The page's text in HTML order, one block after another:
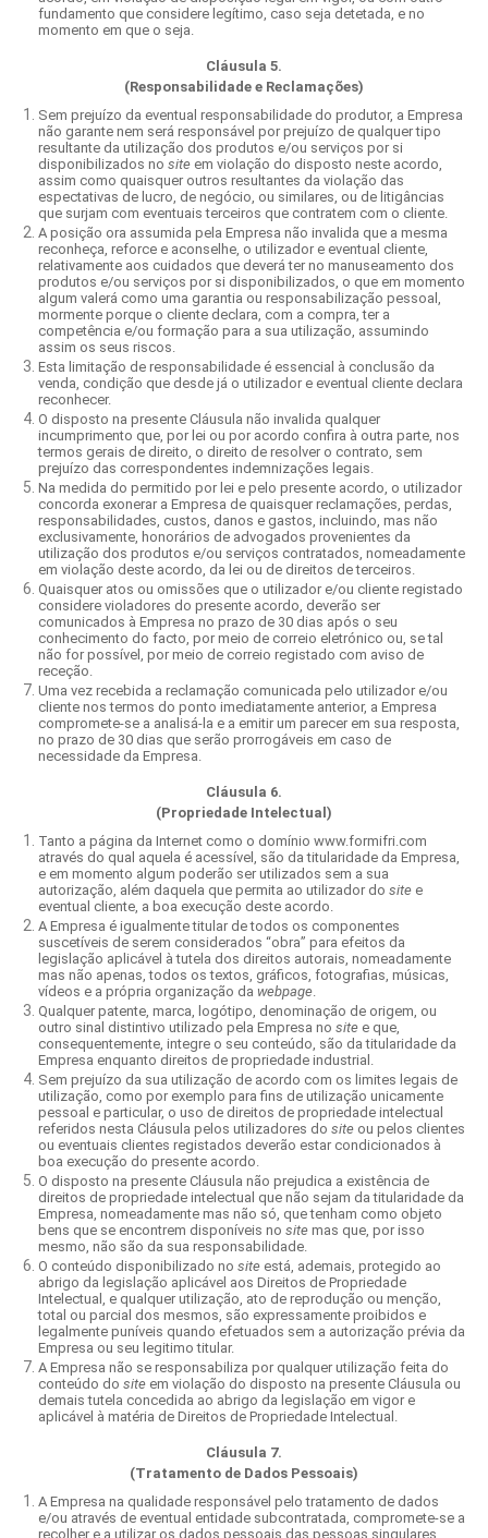
fundamento que considere legítimo, caso seja detetada, e no
momento em que o seja.
Cláusula 5.
(Responsabilidade e Reclamações)
Sem prejuízo da eventual responsabilidade do produtor, a Empresa
não garante nem será responsável por prejuízo de qualquer tipo
resultante da utilização dos produtos e/ou serviços por si
disponibilizados no site em violação do disposto neste acordo,
assim como quaisquer outros resultantes da violação das
espectativas de lucro, de negócio, ou similares, ou de litigâncias
que surjam com eventuais terceiros que contratem com o cliente.
A posição ora assumida pela Empresa não invalida que a mesma
reconheça, reforce e aconselhe, o utilizador e eventual cliente,
relativamente aos cuidados que deverá ter no manuseamento dos
produtos e/ou serviços por si disponibilizados, o que em momento
algum valerá como uma garantia ou responsabilização pessoal,
mormente porque o cliente declara, com a compra, ter a
competência e/ou formação para a sua utilização, assumindo
assim os seus riscos.
Esta limitação de responsabilidade é essencial à conclusão da
venda, condição que desde já o utilizador e eventual cliente declara
reconhecer.
O disposto na presente Cláusula não invalida qualquer
incumprimento que, por lei ou por acordo confira à outra parte, nos
termos gerais de direito, o direito de resolver o contrato, sem
prejuízo das correspondentes indemnizações legais.
Na medida do permitido por lei e pelo presente acordo, o utilizador
concorda exonerar a Empresa de quaisquer reclamações, perdas,
responsabilidades, custos, danos e gastos, incluindo, mas não
exclusivamente, honorários de advogados provenientes da
utilização dos produtos e/ou serviços contratados, nomeadamente
em violação deste acordo, da lei ou de direitos de terceiros.
Quaisquer atos ou omissões que o utilizador e/ou cliente registado
considere violadores do presente acordo, deverão ser
comunicados à Empresa no prazo de 30 dias após o seu
conhecimento do facto, por meio de correio eletrónico ou, se tal
não for possível, por meio de correio registado com aviso de
receção.
Uma vez recebida a reclamação comunicada pelo utilizador e/ou
cliente nos termos do ponto imediatamente anterior, a Empresa
compromete-se a analisá-la e a emitir um parecer em sua resposta,
no prazo de 30 dias que serão prorrogáveis em caso de
necessidade da Empresa.
Cláusula 6.
(Propriedade Intelectual)
Tanto a página da Internet como o domínio www.formifri.com
através do qual aquela é acessível, são da titularidade da Empresa,
e em momento algum poderão ser utilizados sem a sua
autorização, além daquela que permita ao utilizador do site e
eventual cliente, a boa execução deste acordo.
A Empresa é igualmente titular de todos os componentes
suscetíveis de serem considerados “obra” para efeitos da
legislação aplicável à tutela dos direitos autorais, nomeadamente
mas não apenas, todos os textos, gráficos, fotografias, músicas,
vídeos e a própria organização da webpage
Qualquer patente, marca, logótipo, denominação de origem, ou
outro sinal distintivo utilizado pela Empresa no site e que,
consequentemente, integre o seu conteúdo, são da titularidade da
Empresa enquanto direitos de propriedade industrial.
Sem prejuízo da sua utilização de acordo com os limites legais de
utilização, como por exemplo para fins de utilização unicamente
pessoal e particular, o uso de direitos de propriedade intelectual
referidos nesta Cláusula pelos utilizadores do site ou pelos clientes
ou eventuais clientes registados deverão estar condicionados à
boa execução do presente acordo.
O disposto na presente Cláusula não prejudica a existência de
direitos de propriedade intelectual que não sejam da titularidade da
Empresa, nomeadamente mas não só, que tenham como objeto
bens que se encontrem disponíveis no site mas que, por isso
mesmo, não são da sua responsabilidade.
O conteúdo disponibilizado no site está, ademais, protegido ao
abrigo da legislação aplicável aos Direitos de Propriedade
Intelectual, e qualquer utilização, ato de reprodução ou menção,
total ou parcial dos mesmos, são expressamente proibidos e
legalmente puníveis quando efetuados sem a autorização prévia da
Empresa ou seu legitimo titular.
A Empresa não se responsabiliza por qualquer utilização feita do
conteúdo do site em violação do disposto na presente Cláusula ou
demais tutela concedida ao abrigo da legislação em vigor e
aplicável à matéria de Direitos de Propriedade Intelectual.
Cláusula 7.
(Tratamento de Dados Pessoais)
A Empresa na qualidade responsável pelo tratamento de dados
e/ou através de eventual entidade subcontratada, compromete-se a
recolher e a utilizar os dados pessoais das pessoas singulares